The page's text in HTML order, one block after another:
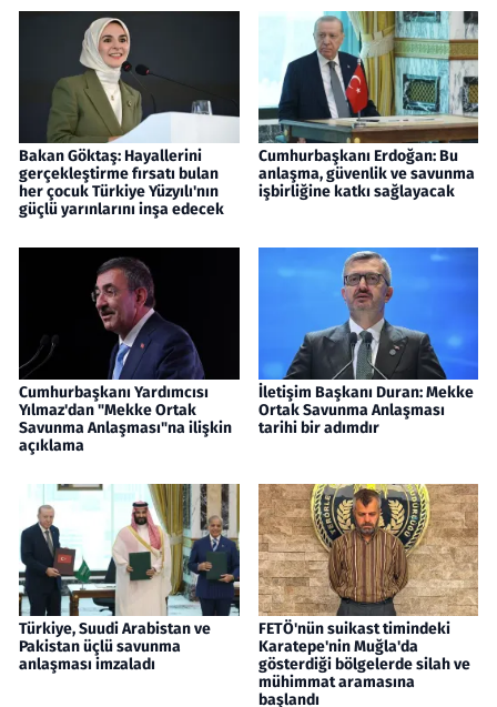
Bakan Göktaş: Hayallerini
gerçekleştirme fırsatı bulan
her çocuk Türkiye Yüzyılı'nın
güçlü yarınlarını inşa edecek
Cumhurbaşkanı Erdoğan: Bu
anlaşma, güvenlik ve savunma
işbirliğine katkı sağlayacak
Cumhurbaşkanı Yardımcısı
Yılmaz'dan "Mekke Ortak
Savunma Anlaşması"na ilişkin
açıklama
İletişim Başkanı Duran: Mekke
Ortak Savunma Anlaşması
tarihi bir adımdır
Türkiye, Suudi Arabistan ve
Pakistan üçlü savunma
anlaşması imzaladı
FETÖ'nün suikast timindeki
Karatepe'nin Muğla'da
gösterdiği bölgelerde silah ve
mühimmat aramasına
başlandı